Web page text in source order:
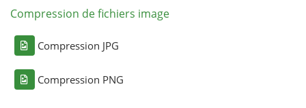
Compression de fichiers image
Compression JPG
Compression PNG